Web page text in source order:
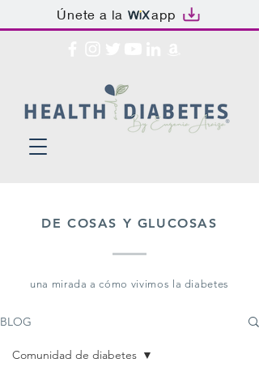
Únete a la app
DE COSAS Y GLUCOSAS
una mirada a cómo vivimos la diabetes
BLOG
Comunidad de diabetes